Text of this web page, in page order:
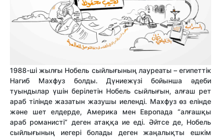
1988-ші жылғы Нобель сыйлығының лауреаты – египеттік
Нагиб Махфуз болды. Дүниежүзі бойынша әдеби
туындылар үшін берілетін Нобель сыйлығын, алғаш рет
араб тілінде жазатын жазушы иеленді. Махфуз өз елінде
және шет елдерде, Америка мен Европада “алғашқы
араб романисті” деген атаққа ие еді. Әйтсе де, Нобель
сыйлығының иегері болады деген жаңалықты ешкім